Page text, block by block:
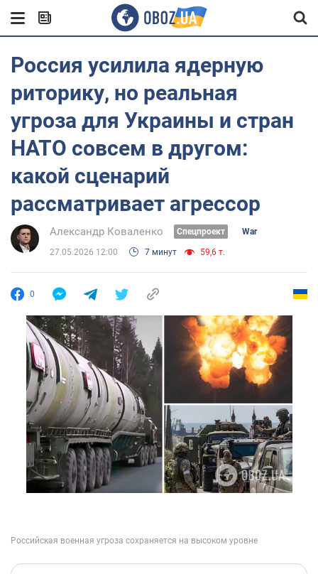
Россия усилила ядерную
риторику, но реальная
угроза для Украины и стран
НАТО совсем в другом:
какой сценарий
рассматривает агрессор
Александр Коваленко Спецпроект War
27.05.2026 12:00 7 минут 59,6 т.
0